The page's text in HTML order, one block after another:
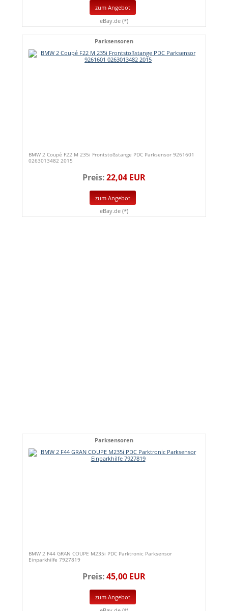
zum Angebot
eBay.de (*)
Parksensoren
BMW 2 Coupé F22 M 235i Frontstoßstange PDC Parksensor 9261601
0263013482 2015
Preis:22,04 EUR
zum Angebot
eBay.de (*)
Parksensoren
BMW 2 F44 GRAN COUPE M235i PDC Parktronic Parksensor
Einparkhilfe 7927819
Preis:45,00 EUR
zum Angebot